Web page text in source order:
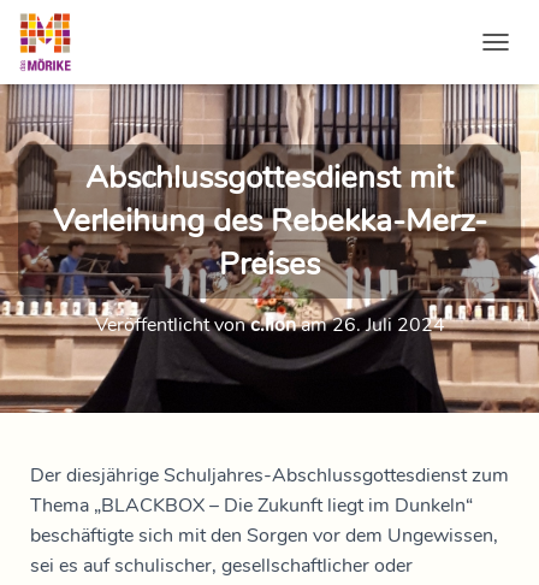
Abschlussgottesdienst mit
Verleihung des Rebekka-Merz-
Preises
Veröffentlicht vonc.lionam26. Juli 2024
Der diesjährige Schuljahres-Abschlussgottesdienst zum
Thema „BLACKBOX – Die Zukunft liegt im Dunkeln“
beschäftigte sich mit den Sorgen vor dem Ungewissen,
sei es auf schulischer, gesellschaftlicher oder